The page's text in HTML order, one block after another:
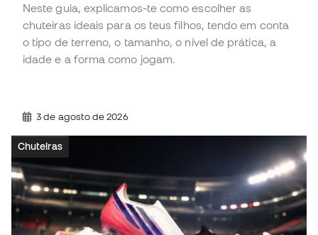
Neste guia, explicamos-te como escolher as
chuteiras ideais para os teus filhos, tendo em conta
o tipo de terreno, o tamanho, o nível de prática, a
idade e a forma como jogam.
3 de agosto de 2026
Chuteiras